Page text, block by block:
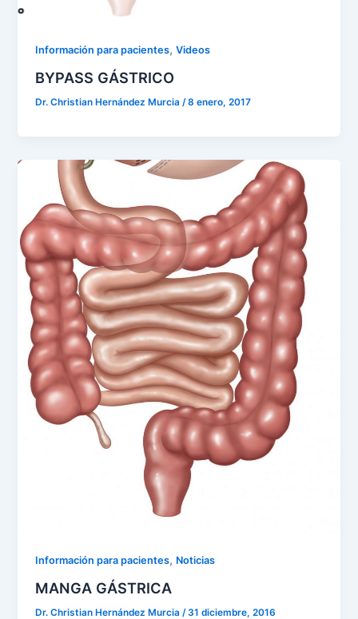
Información para pacientes,Videos
BYPASS GÁSTRICO
Dr. Christian Hernández Murcia/8 enero, 2017
Información para pacientes, Noticias
MANGA GÁSTRICA
Dr. Christian Hernández Murcia /31 diciembre, 2016